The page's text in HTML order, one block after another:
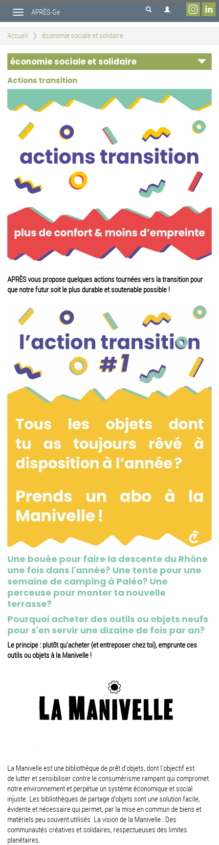
contenu
Toggle
navigation
APRÈS-Ge
Accueil économie sociale et solidaire
économie sociale et solidaire
Actions transition
APRÈS vous propose quelques actions tournées vers la transition pour
que notre futur soit le plus durable et soutenable possible !
Une bouée pour faire la descente du Rhône
une fois dans l'année? Une tente pour une
semaine de camping à Paléo? Une
perceuse pour monter ta nouvelle
terrasse?
Pourquoi acheter des outils ou objets neufs
pour s'en servir une dizaine de fois par an?
Le principe : plutôt qu'acheter (et entreposer chez toi), emprunte ces
outils ou objets à la Manivelle !
La Manivelle est une bibliothèque de prêt d'objets, dont l'objectif est
de lutter et sensibiliser contre le consumérisme rampant qui compromet
notre environnement et perpétue un système économique et social
injuste. Les bibliothèques de partage d’objets sont une solution facile,
évidente et nécessaire qui permet, par la mise en commun de biens et
matériels peu souvent utilisés. La vision de la Manivelle : Des
communautés créatives et solidaires, respectueuses des limites
planétaires.